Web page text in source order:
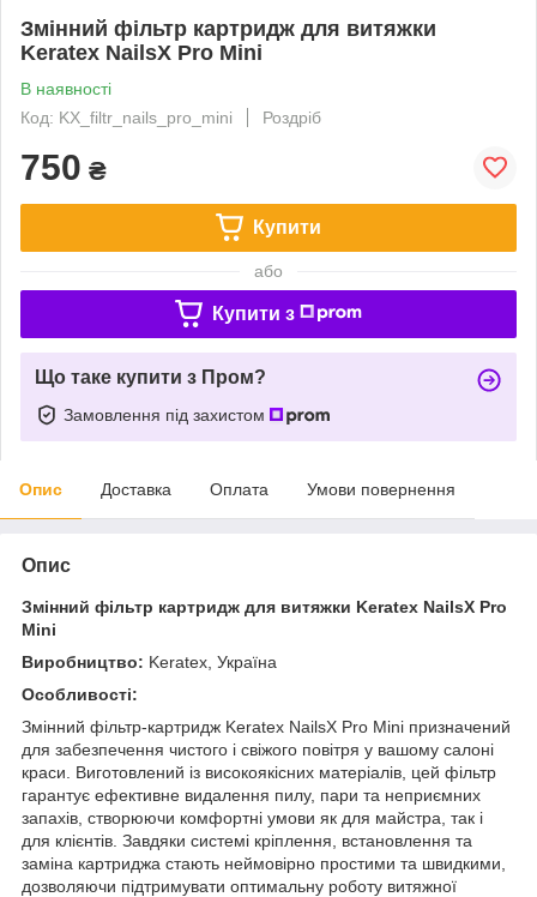
Змінний фільтр картридж для витяжки
Keratex NailsX Pro Mini
В наявності
Код: KX_filtr_nails_pro_mini
Роздріб
750 ₴
Купити
або
Купити з
Що таке купити з Пром?
Замовлення під захистом
Опис Доставка Оплата Умови повернення
Опис
Змінний фільтр картридж для витяжки Keratex NailsX Pro
Mini
Виробництво: Keratex, Україна
Особливості:
Змінний фільтр-картридж Keratex NailsX Pro Mini призначений
для забезпечення чистого і свіжого повітря у вашому салоні
краси. Виготовлений із високоякісних матеріалів, цей фільтр
гарантує ефективне видалення пилу, пари та неприємних
запахів, створюючи комфортні умови як для майстра, так і
для клієнтів. Завдяки системі кріплення, встановлення та
заміна картриджа стають неймовірно простими та швидкими,
дозволяючи підтримувати оптимальну роботу витяжної